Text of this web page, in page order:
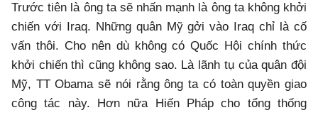
Trước tiên là ông ta sẽ nhấn mạnh là ông ta không khởi
chiến với Iraq. Những quân Mỹ gởi vào Iraq chỉ là cố
vấn thôi. Cho nên dù không có Quốc Hội chính thức
khởi chiến thì cũng không sao. Là lãnh tụ của quân đội
Mỹ, TT Obama sẽ nói rằng ông ta có toàn quyền giao
công tác này. Hơn nữa Hiến Pháp cho tổng thống